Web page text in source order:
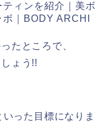
たところで、
ょう!!
いった目標になりま